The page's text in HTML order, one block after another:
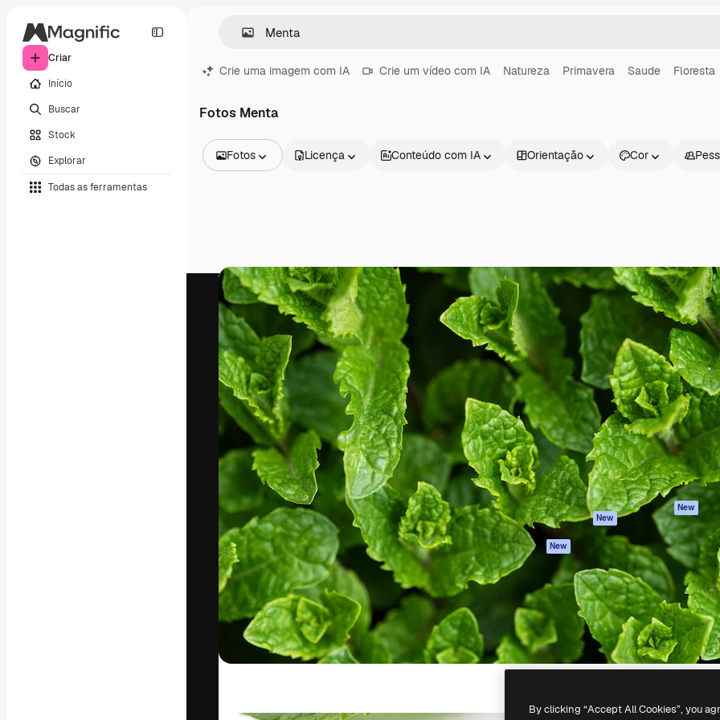
Criar
Início
Buscar
Stock
Explorar
Todas as ferramentas
Crie uma imagem com IA Crie um vídeo com IA Natureza Primavera Saude Floresta
Fotos Menta
Fotos
Vídeos
Clipes de vídeo
Animações
Modelos de vídeos
Ícones
Modelos 3D
Fontes
Licença Conteúdo com IA Orientação Cor
A plataforma criativa para você direcionar
seu melhor trabalho. Mais de 1 milhão de
assinantes entre criativos, empresas,
agências e estúdios.
Português
Produtos
Spaces
Assistente de IA
Gerador de
imagens
Gerador de vídeos
Texto para voz
Conteúdo de stock
MCP para
Claude/ChatGPT
New
Agentes New
API
App móvel
Todas as
ferramentas
Começar
Academy
Documentação
Atendimento
Termos e
condições
Política de
privacidade
Originais New
Política de
Central de
confiabilidade
Afiliados
Empresas
Todos os direitos reservados.
By clicking “Accept All Cookies”, you